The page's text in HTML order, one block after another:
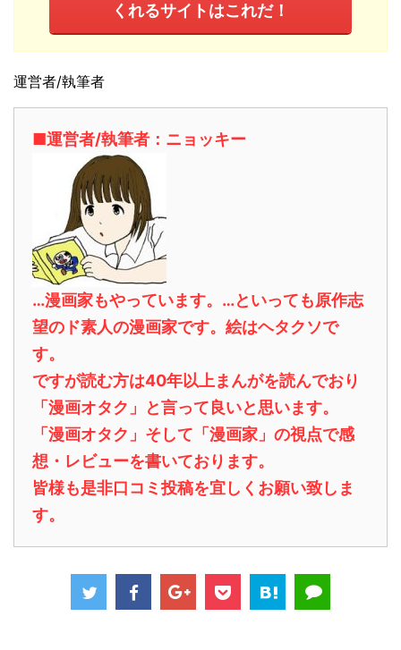
くれるサイトはこれだ！
運営者/執筆者
■運営者/執筆者：ニョッキー
…漫画家もやっています。…といっても原作志
望のド素人の漫画家です。絵はヘタクソで
す。
ですが読む方は40年以上まんがを読んでおり
「漫画オタク」と言って良いと思います。
「漫画オタク」そして「漫画家」の視点で感
想・レビューを書いております。
皆様も是非口コミ投稿を宜しくお願い致しま
す。